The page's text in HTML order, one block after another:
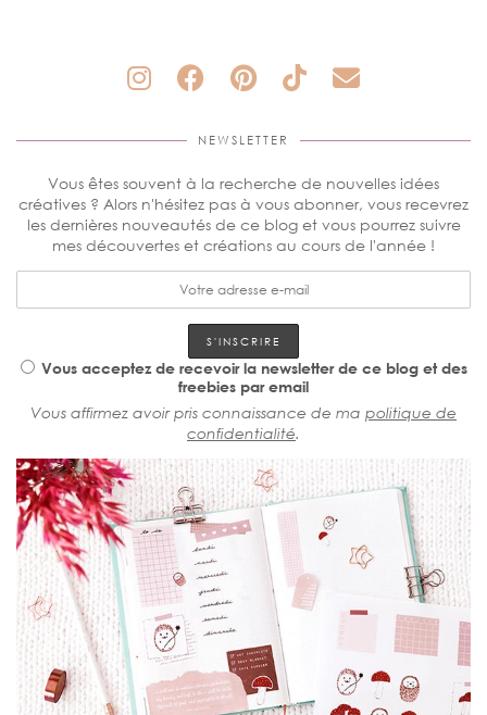
NEWSLETTER
Vous êtes souvent à la recherche de nouvelles idées
créatives ? Alors n'hésitez pas à vous abonner, vous recevrez
les dernières nouveautés de ce blog et vous pourrez suivre
mes découvertes et créations au cours de l'année !
Vous acceptez de recevoir la newsletter de ce blog et des
freebies par email
Vous affirmez avoir pris connaissance de ma politique de
confidentialité.